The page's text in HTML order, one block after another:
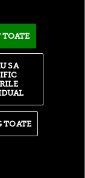
TOATE
TOATE
SA